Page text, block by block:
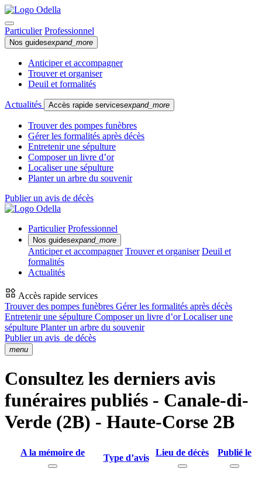
Particulier Professionnel
Nos guidesexpand_more
Anticiper et accompagner
Trouver et organiser
Deuil et formalités
Actualités Accès rapide servicesexpand_more
Trouver des pompes funèbres
Gérer les formalités après décès
Entretenir une sépulture
Composer un livre d’or
Localiser une sépulture
Planter un arbre du souvenir
Publier un avis de décès
Particulier Professionnel
Nos guidesexpand_more
Anticiper et accompagner Trouver et organiser Deuil et
formalités
Actualités
Accès rapide services
Trouver des pompes funèbres Gérer les formalités après décès
Entretenir une sépulture Composer un livre d’orLocaliser une
sépulture Planter un arbre du souvenir
Publier un avis de décès
menu
Consultez les derniers avis
funéraires publiés - Canale-di-
Verde (2B) - Haute-Corse 2B
A la mémoire de
Type d’avis
Lieu de décès Publié le